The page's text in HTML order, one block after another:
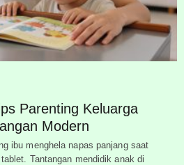
Parenting Keluarga
Modern
ibu menghela napas panjang saat
Tantangan mendidik anak di